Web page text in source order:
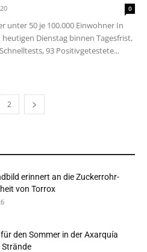
0
unter 50 je 100.000 Einwohner In
Dienstag binnen Tagesfrist,
93 Positivgetestete...
2
erinnert an die Zuckerrohr-
von Torrox
den Sommer in der Axarquía
Strände